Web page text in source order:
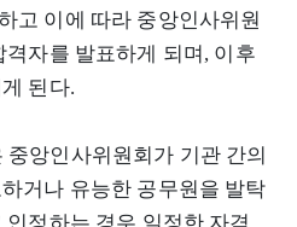
고 이에 따라 중앙인사위원
자를 발표하게 되며, 이후
된다.
앙인사위원회가 기관 간의
거나 유능한 공무원을 발탁